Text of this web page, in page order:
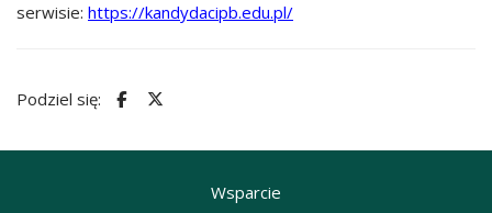
serwisie: https://kandydacipb.edu.pl/
Podziel się:
Wsparcie